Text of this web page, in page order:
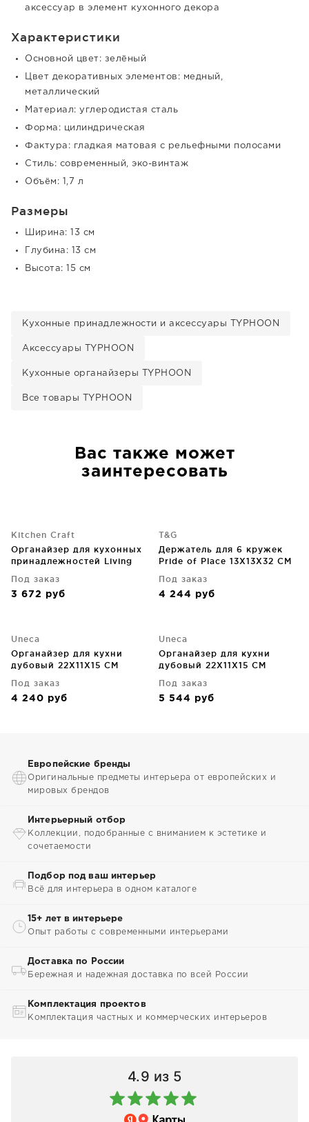
аксессуар в элемент кухонного декора
Характеристики
Основной цвет: зелёный
Цвет декоративных элементов: медный,
металлический
Материал: углеродистая сталь
Форма: цилиндрическая
Фактура: гладкая матовая с рельефными полосами
Стиль: современный, эко-винтаж
Объём: 1,7 л
Размеры
Ширина: 13 см
Глубина: 13 см
Высота: 15 см
Кухонные принадлежности и аксессуары TYPHOON
Аксессуары TYPHOON
Кухонные органайзеры TYPHOON
Все товары TYPHOON
Вас также может
заинтересовать
Kitchen Craft
Органайзер для кухонных
принадлежностей Living
Под заказ
3 672 руб
T&G
Держатель для 6 кружек
Pride of Place 13X13X32 CM
Под заказ
4 244 руб
Uneca
Органайзер для кухни
дубовый 22X11X15 CM
Под заказ
4 240 руб
Uneca
Органайзер для кухни
дубовый 22X11X15 CM
Под заказ
5 544 руб
Европейские бренды
Оригинальные предметы интерьера от европейских и
мировых брендов
Интерьерный отбор
Коллекции, подобранные с вниманием к эстетике и
сочетаемости
Подбор под ваш интерьер
Всё для интерьера в одном каталоге
15+ лет в интерьере
Опыт работы с современными интерьерами
Доставка по России
Бережная и надежная доставка по всей России
Комплектация проектов
Комплектация частных и коммерческих интерьеров
4.9 из 5